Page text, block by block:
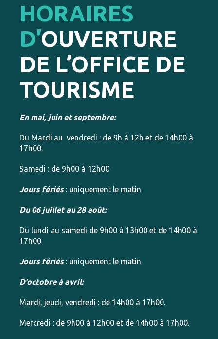
HORAIRES
D’OUVERTURE
DE L’OFFICE DE
TOURISME
En mai, juin et septembre:
Du Mardi au vendredi : de 9h à 12h et de 14h00 à
17h00.
Samedi : de 9h00 à 12h00
Jours fériés: uniquement le matin
Du 06 juillet au 28 août:
Du lundi au samedi de 9h00 à 13h00 et de 14h00 à
17h00
Jours fériés: uniquement le matin
D’octobre à avril:
Mardi, jeudi, vendredi : de 14h00 à 17h00.
Mercredi : de 9h00 à 12h00 et de 14h00 à 17h00.